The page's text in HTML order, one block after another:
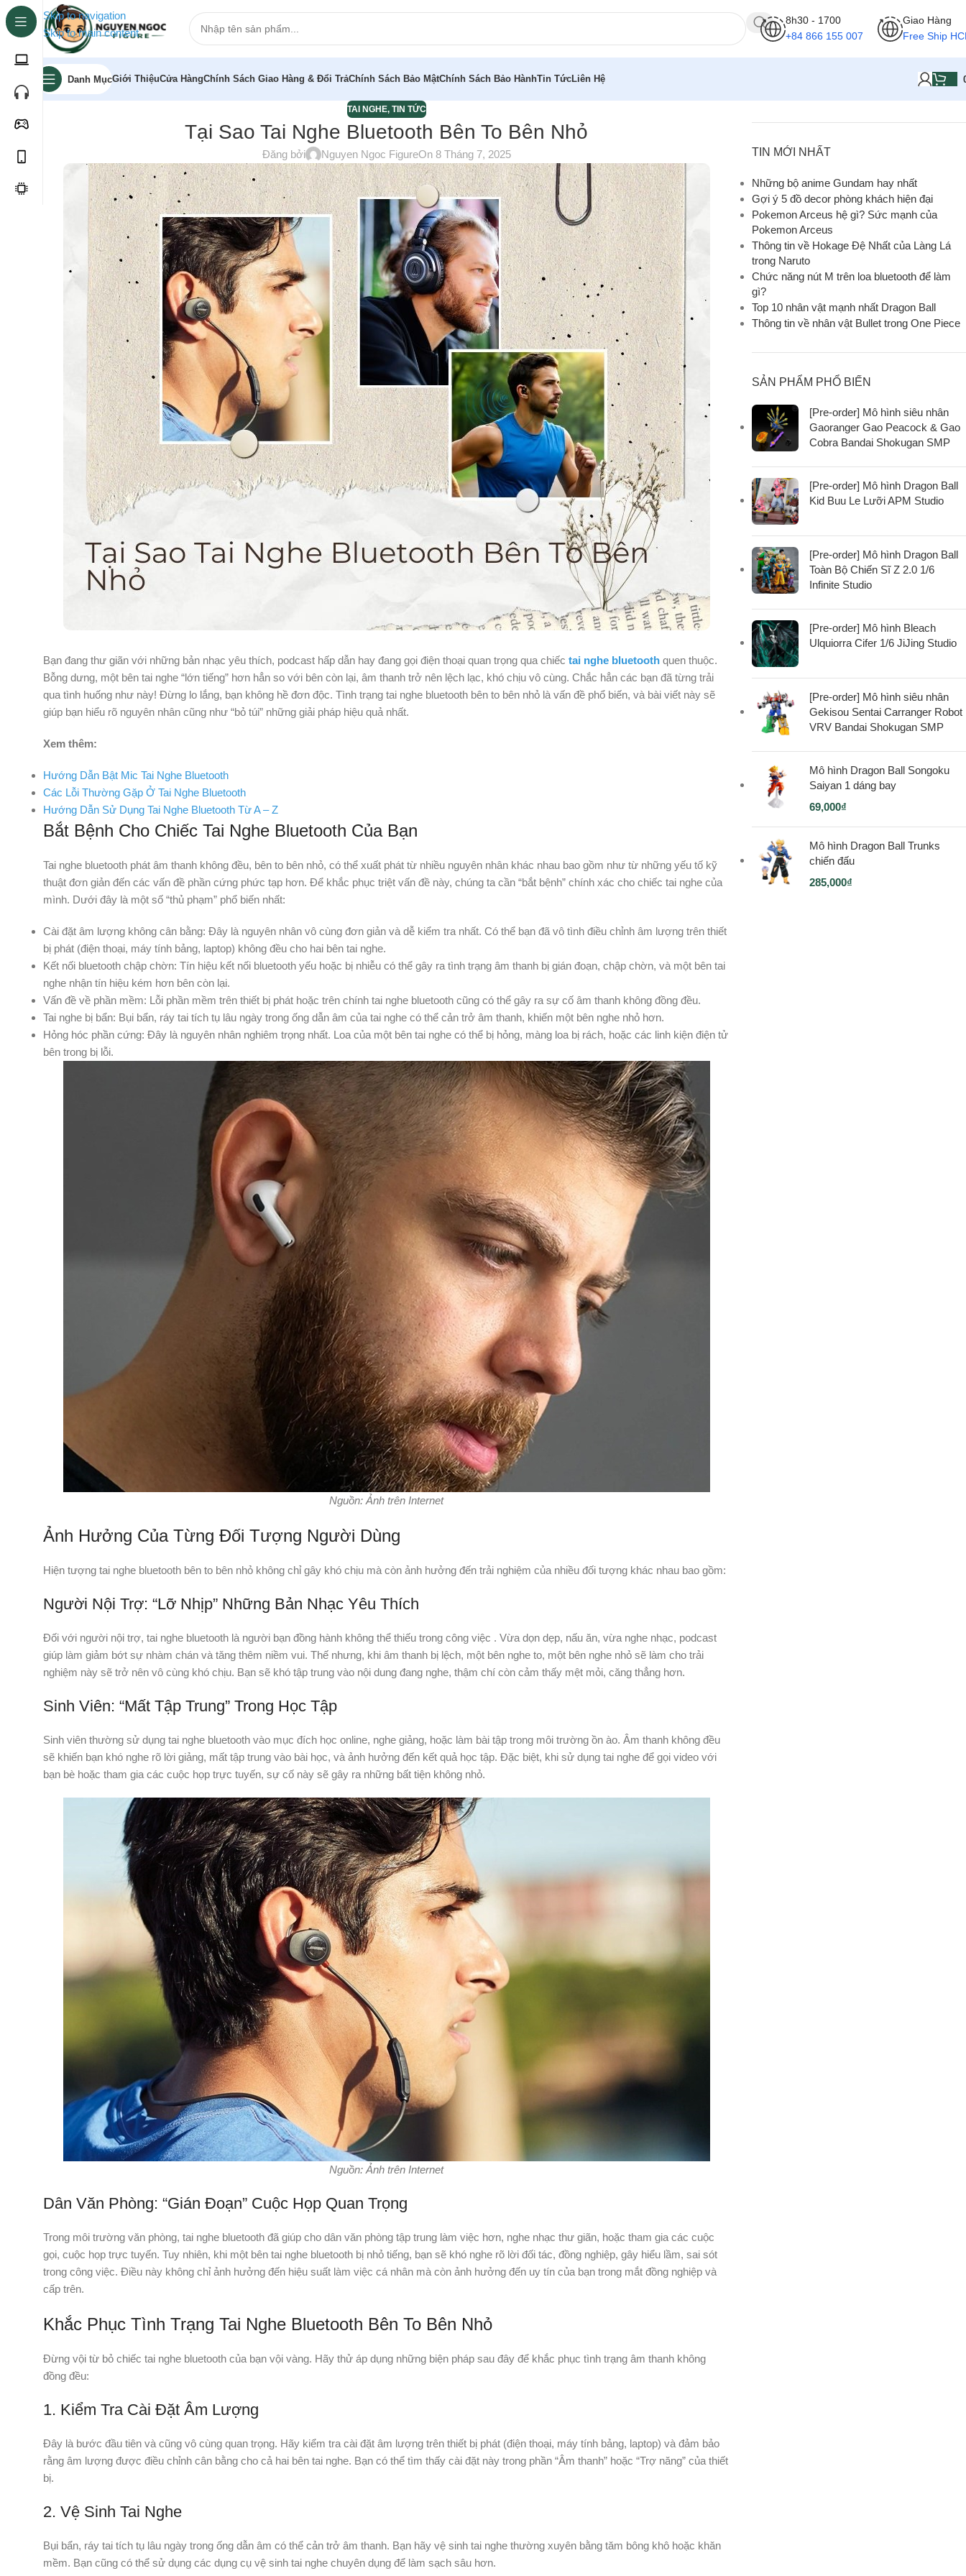
Skip to navigation
Skip to main content
8h30 - 1700
+84 866 155 007
Giao Hàng
Free Ship
Danh MụcGiới ThiệuCửa HàngChính Sách Giao Hàng & Đổi TrảChính Sách Bảo MậtChính Sách Bảo HànhTin TứcLiên Hệ
TAI NGHE, TIN TỨC
Tại Sao Tai Nghe Bluetooth Bên To Bên Nhỏ
Đăng bởi Nguyen Ngoc FigureOn 8 Tháng 7, 2025
Bạn đang thư giãn với những bản nhạc yêu thích, podcast hấp dẫn hay đang gọi điện thoại quan trọng qua chiếc tai nghe bluetooth quen thuộc.
Bỗng dưng, một bên tai nghe “lớn tiếng” hơn hẳn so với bên còn lại, âm thanh trở nên lệch lạc, khó chịu vô cùng. Chắc hẳn các bạn đã từng trải
qua tình huống như này! Đừng lo lắng, bạn không hề đơn độc. Tình trạng tai nghe bluetooth bên to bên nhỏ là vấn đề phổ biến, và bài viết này sẽ
giúp bạn hiểu rõ nguyên nhân cũng như “bỏ túi” những giải pháp hiệu quả nhất.
Xem thêm:
Hướng Dẫn Bật Mic Tai Nghe Bluetooth
Các Lỗi Thường Gặp Ở Tai Nghe Bluetooth
Hướng Dẫn Sử Dụng Tai Nghe Bluetooth Từ A – Z
Bắt Bệnh Cho Chiếc Tai Nghe Bluetooth Của Bạn
Tai nghe bluetooth phát âm thanh không đều, bên to bên nhỏ, có thể xuất phát từ nhiều nguyên nhân khác nhau bao gồm như từ những yếu tố kỹ
thuật đơn giản đến các vấn đề phần cứng phức tạp hơn. Để khắc phục triệt vấn đề này, chúng ta cần “bắt bệnh” chính xác cho chiếc tai nghe của
mình. Dưới đây là một số “thủ phạm” phổ biến nhất:
Cài đặt âm lượng không cân bằng: Đây là nguyên nhân vô cùng đơn giản và dễ kiểm tra nhất. Có thể bạn đã vô tình điều chỉnh âm lượng trên thiết
bị phát (điện thoại, máy tính bảng, laptop) không đều cho hai bên tai nghe.
Kết nối bluetooth chập chờn: Tín hiệu kết nối bluetooth yếu hoặc bị nhiễu có thể gây ra tình trạng âm thanh bị gián đoạn, chập chờn, và một bên tai
nghe nhận tín hiệu kém hơn bên còn lại.
Vấn đề về phần mềm: Lỗi phần mềm trên thiết bị phát hoặc trên chính tai nghe bluetooth cũng có thể gây ra sự cố âm thanh không đồng đều.
Tai nghe bị bẩn: Bụi bẩn, ráy tai tích tụ lâu ngày trong ống dẫn âm của tai nghe có thể cản trở âm thanh, khiến một bên nghe nhỏ hơn.
Hỏng hóc phần cứng: Đây là nguyên nhân nghiêm trọng nhất. Loa của một bên tai nghe có thể bị hỏng, màng loa bị rách, hoặc các linh kiện điện tử
bên trong bị lỗi.
Nguồn: Ảnh trên Internet
Ảnh Hưởng Của Từng Đối Tượng Người Dùng
Hiện tượng tai nghe bluetooth bên to bên nhỏ không chỉ gây khó chịu mà còn ảnh hưởng đến trải nghiệm của nhiều đối tượng khác nhau bao gồm:
Người Nội Trợ: “Lỡ Nhịp” Những Bản Nhạc Yêu Thích
Đối với người nội trợ, tai nghe bluetooth là người bạn đồng hành không thể thiếu trong công việc . Vừa dọn dẹp, nấu ăn, vừa nghe nhạc, podcast
giúp làm giảm bớt sự nhàm chán và tăng thêm niềm vui. Thế nhưng, khi âm thanh bị lệch, một bên nghe to, một bên nghe nhỏ sẽ làm cho trải
nghiệm này sẽ trở nên vô cùng khó chịu. Bạn sẽ khó tập trung vào nội dung đang nghe, thậm chí còn cảm thấy mệt mỏi, căng thẳng hơn.
Sinh Viên: “Mất Tập Trung” Trong Học Tập
Sinh viên thường sử dụng tai nghe bluetooth vào mục đích học online, nghe giảng, hoặc làm bài tập trong môi trường ồn ào. Âm thanh không đều
sẽ khiến bạn khó nghe rõ lời giảng, mất tập trung vào bài học, và ảnh hưởng đến kết quả học tập. Đặc biệt, khi sử dụng tai nghe để gọi video với
bạn bè hoặc tham gia các cuộc họp trực tuyến, sự cố này sẽ gây ra những bất tiện không nhỏ.
Nguồn: Ảnh trên Internet
Dân Văn Phòng: “Gián Đoạn” Cuộc Họp Quan Trọng
Trong môi trường văn phòng, tai nghe bluetooth đã giúp cho dân văn phòng tập trung làm việc hơn, nghe nhạc thư giãn, hoặc tham gia các cuộc
gọi, cuộc họp trực tuyến. Tuy nhiên, khi một bên tai nghe bluetooth bị nhỏ tiếng, bạn sẽ khó nghe rõ lời đối tác, đồng nghiệp, gây hiểu lầm, sai sót
trong công việc. Điều này không chỉ ảnh hưởng đến hiệu suất làm việc cá nhân mà còn ảnh hưởng đến uy tín của bạn trong mắt đồng nghiệp và
cấp trên.
Khắc Phục Tình Trạng Tai Nghe Bluetooth Bên To Bên Nhỏ
Đừng vội từ bỏ chiếc tai nghe bluetooth của bạn vội vàng. Hãy thử áp dụng những biện pháp sau đây để khắc phục tình trạng âm thanh không
đồng đều:
1. Kiểm Tra Cài Đặt Âm Lượng
Đây là bước đầu tiên và cũng vô cùng quan trọng. Hãy kiểm tra cài đặt âm lượng trên thiết bị phát (điện thoại, máy tính bảng, laptop) và đảm bảo
rằng âm lượng được điều chỉnh cân bằng cho cả hai bên tai nghe. Bạn có thể tìm thấy cài đặt này trong phần “Âm thanh” hoặc “Trợ năng” của thiết
bị.
2. Vệ Sinh Tai Nghe
Bụi bẩn, ráy tai tích tụ lâu ngày trong ống dẫn âm có thể cản trở âm thanh. Bạn hãy vệ sinh tai nghe thường xuyên bằng tăm bông khô hoặc khăn
mềm. Bạn cũng có thể sử dụng các dụng cụ vệ sinh tai nghe chuyên dụng để làm sạch sâu hơn.
TIN MỚI NHẤT
Những bộ anime Gundam hay nhất
Gợi ý 5 đồ decor phòng khách hiện đại
Pokemon Arceus hệ gì? Sức mạnh của
Pokemon Arceus
Thông tin về Hokage Đệ Nhất của Làng Lá
trong Naruto
Chức năng nút M trên loa bluetooth để làm
gì?
Top 10 nhân vật mạnh nhất Dragon Ball
Thông tin về nhân vật Bullet trong One Piece
SẢN PHẨM PHỔ BIẾN
[Pre-order] Mô hình siêu nhân
Gaoranger Gao Peacock & Gao
Cobra Bandai Shokugan SMP
[Pre-order] Mô hình Dragon Ball
Kid Buu Le Lưỡi APM Studio
[Pre-order] Mô hình Dragon Ball
Toàn Bộ Chiến Sĩ Z 2.0 1/6
Infinite Studio
[Pre-order] Mô hình Bleach
Ulquiorra Cifer 1/6 JiJing Studio
[Pre-order] Mô hình siêu nhân
Gekisou Sentai Carranger Robot
VRV Bandai Shokugan SMP
Mô hình Dragon Ball Songoku
Saiyan 1 dáng bay
69,000₫
Mô hình Dragon Ball Trunks
chiến đấu
285,000₫